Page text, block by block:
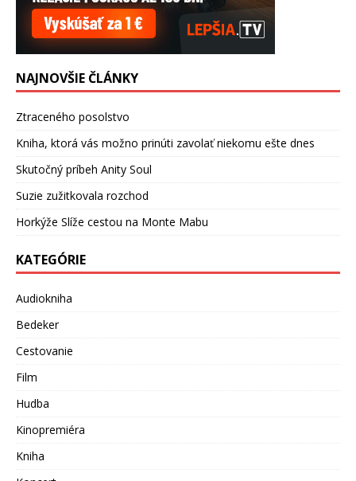
NAJNOVŠIE ČLÁNKY
Ztraceného posolstvo
Kniha, ktorá vás možno prinúti zavolať niekomu ešte dnes
Skutočný príbeh Anity Soul
Suzie zužitkovala rozchod
Horkýže Slíže cestou na Monte Mabu
KATEGÓRIE
Audiokniha
Bedeker
Cestovanie
Film
Hudba
Kinopremiéra
Kniha